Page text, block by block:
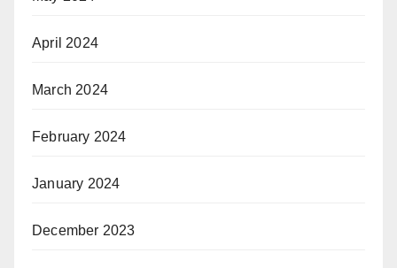
April 2024
March 2024
February 2024
January 2024
December 2023